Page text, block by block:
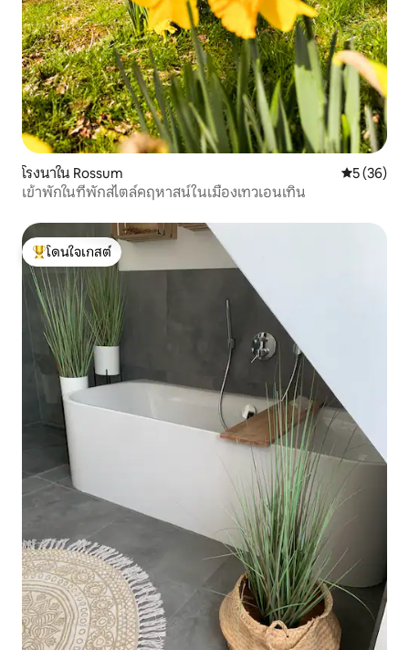
โรงนาใน Rossum คะแนนเฉลี่
5 (36)
เข้าพักในที่พักสไตล์คฤหาสน์ในเมืองเทวเอนเทิน
โดนใจเกสต์ที่สุด
โดนใจเกสต์